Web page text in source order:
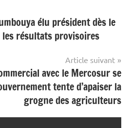
élu président dès le
résultats provisoires
Article suivant
avec le Mercosur se
tente d’apaiser la
grogne des agriculteurs